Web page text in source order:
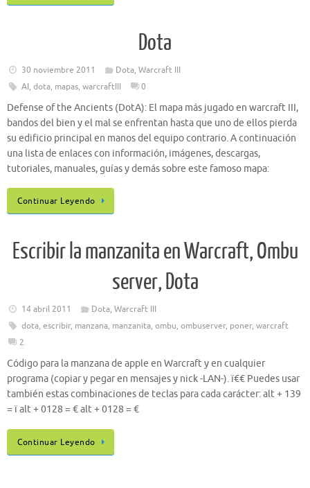
Dota
30 noviembre 2011 Dota,Warcraft III
AI, dota, mapas, warcraftIII 0
Defense of the Ancients (DotA): El mapa más jugado en warcraft III,
bandos del bien y el mal se enfrentan hasta que uno de ellos pierda
su edificio principal en manos del equipo contrario. A continuación
una lista de enlaces con información, imágenes, descargas,
tutoriales, manuales, guías y demás sobre este famoso mapa:
Continuar Leyendo
Escribir la manzanita en Warcraft, Ombu
server, Dota
14 abril 2011 Dota,Warcraft III
dota, escribir, manzana, manzanita, ombu, ombuserver, poner, warcraft
2
Código para la manzana de apple en Warcraft y en cualquier
programa (copiar y pegar en mensajes y nick -LAN-). ï€€ Puedes usar
también estas combinaciones de teclas para cada carácter: alt + 139
= ï alt + 0128 = € alt + 0128 = €
Continuar Leyendo